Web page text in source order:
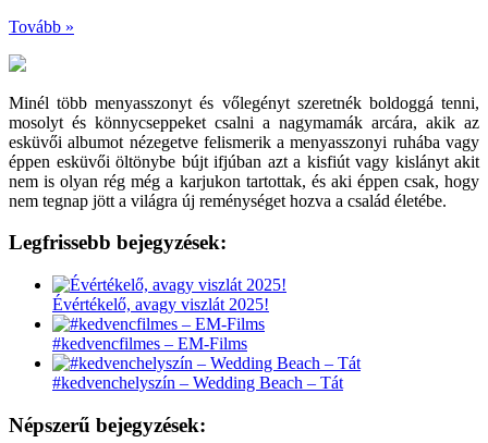
Tovább »
Minél több menyasszonyt és vőlegényt szeretnék boldoggá tenni,
mosolyt és könnycseppeket csalni a nagymamák arcára, akik az
esküvői albumot nézegetve felismerik a menyasszonyi ruhába vagy
éppen esküvői öltönybe bújt ifjúban azt a kisfiút vagy kislányt akit
nem is olyan rég még a karjukon tartottak, és aki éppen csak, hogy
nem tegnap jött a világra új reménységet hozva a család életébe.
Legfrissebb bejegyzések:
Évértékelő, avagy viszlát 2025!
#kedvencfilmes – EM-Films
#kedvenchelyszín – Wedding Beach – Tát
Népszerű bejegyzések: